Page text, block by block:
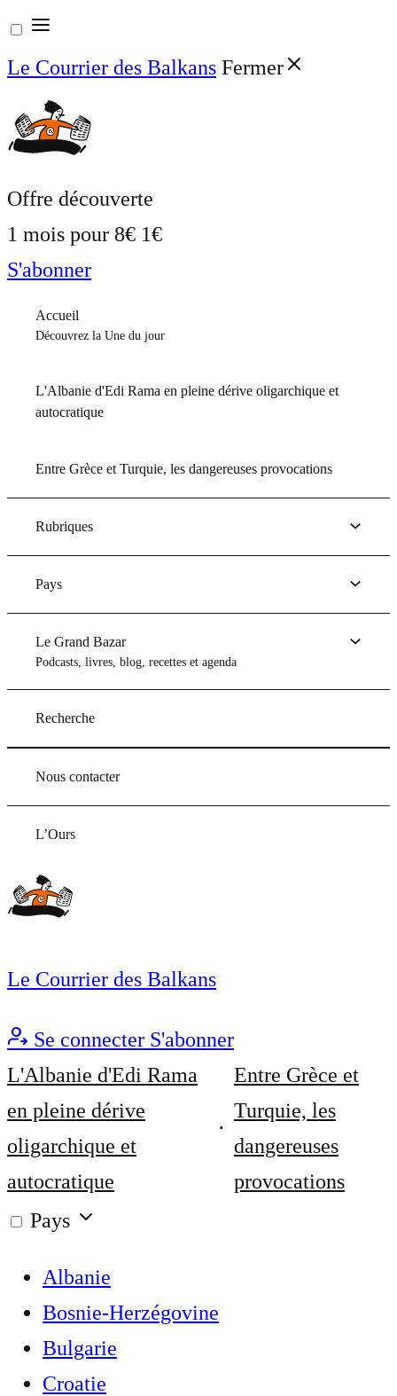
Aller
au
contenu
Le Courrier des Balkans Fermer
Offre découverte
1 mois pour 8€ 1€
S'abonner
Accueil
Découvrez la Une du jour
L'Albanie d'Edi Rama en pleine dérive oligarchique et
autocratique
Entre Grèce et Turquie, les dangereuses provocations
Rubriques
Pays
Le Grand Bazar
Podcasts, livres, blog, recettes et agenda
Recherche
Nous contacter
L’Ours
Le Courrier des Balkans
Se connecter S'abonner
L'Albanie d'Edi Rama
en pleine dérive
oligarchique et
autocratique
Entre Grèce et
Turquie, les
dangereuses
provocations
Pays
Albanie
Bosnie-Herzégovine
Bulgarie
Croatie